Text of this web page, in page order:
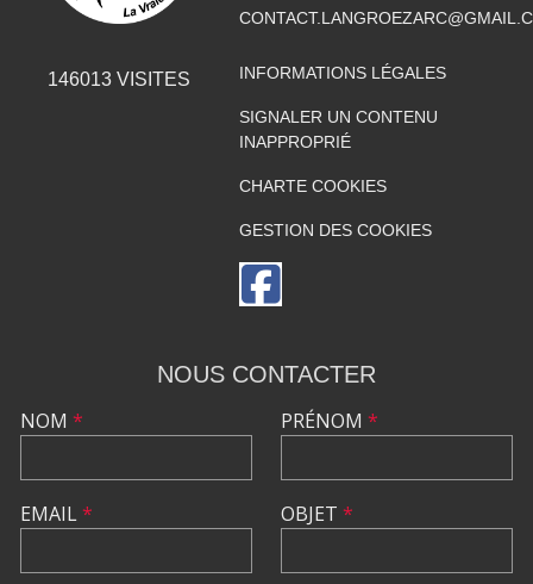
146013 VISITES INFORMATIONS LÉGALES
SIGNALER UN CONTENU
INAPPROPRIÉ
CHARTE COOKIES
GESTION DES COOKIES
NOUS CONTACTER
NOM *
EMAIL*
PRÉNOM *
OBJET *